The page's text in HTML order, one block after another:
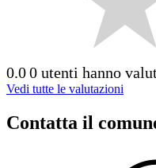
0.00 utenti hanno
Vedi tutte le valutazioni
Contatta il